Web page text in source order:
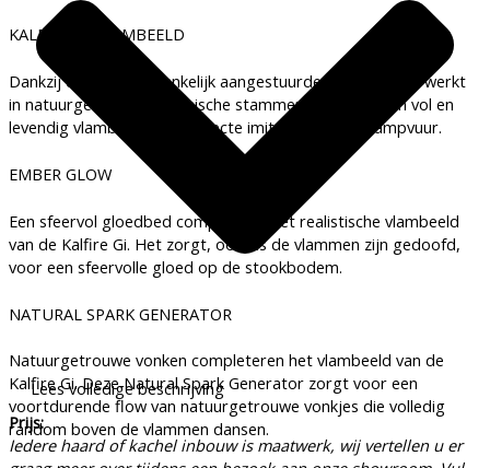
KALFIRE GI VLAMBEELD
Dankzij de drie onafhankelijk aangestuurde branders, verwerkt
in natuurgetrouwe keramische stammen, ontstaat een vol en
levendig vlambeeld. De perfecte imitatie van een kampvuur.
EMBER GLOW
Een sfeervol gloedbed completeert het realistische vlambeeld
van de Kalfire Gi. Het zorgt, ook als de vlammen zijn gedoofd,
voor een sfeervolle gloed op de stookbodem.
NATURAL SPARK GENERATOR
Natuurgetrouwe vonken completeren het vlambeeld van de
Kalfire Gi. Deze Natural Spark Generator zorgt voor een
voortdurende flow van natuurgetrouwe vonkjes die volledig
random boven de vlammen dansen.
Lees volledige beschrijving
Prijs:
Iedere haard of kachel inbouw is maatwerk, wij vertellen u er